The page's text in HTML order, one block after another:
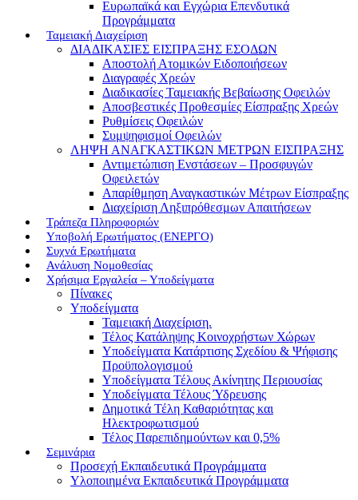
Ευρωπαϊκά και Εγχώρια Επενδυτικά
Προγράμματα
Ταμειακή Διαχείριση
ΔΙΑΔΙΚΑΣΙΕΣ ΕΙΣΠΡΑΞΗΣ ΕΣΟΔΩΝ
Αποστολή Ατομικών Ειδοποιήσεων
Διαγραφές Χρεών
Διαδικασίες Ταμειακής Βεβαίωσης Οφειλών
Αποσβεστικές Προθεσμίες Είσπραξης Χρεών
Ρυθμίσεις Οφειλών
Συμψηφισμοί Οφειλών
ΛΗΨΗ ΑΝΑΓΚΑΣΤΙΚΩΝ ΜΕΤΡΩΝ ΕΙΣΠΡΑΞΗΣ
Αντιμετώπιση Ενστάσεων – Προσφυγών
Οφειλετών
Απαρίθμηση Αναγκαστικών Μέτρων Είσπραξης
Διαχείριση Ληξιπρόθεσμων Απαιτήσεων
Τράπεζα Πληροφοριών
Υποβολή Ερωτήματος (ΕΝΕΡΓΟ)
Συχνά Ερωτήματα
Ανάλυση Νομοθεσίας
Χρήσιμα Εργαλεία – Υποδείγματα
Πίνακες
Υποδείγματα
Ταμειακή Διαχείριση.
Τέλος Κατάληψης Κοινοχρήστων Χώρων
Υποδείγματα Κατάρτισης Σχεδίου & Ψήφισης
Προϋπολογισμού
Υποδείγματα Τέλους Ακίνητης Περιουσίας
Υποδείγματα Τέλους Ύδρευσης
Δημοτικά Τέλη Καθαριότητας και
Ηλεκτροφωτισμού
Τέλος Παρεπιδημούντων και 0,5%
Σεμινάρια
Προσεχή Εκπαιδευτικά Προγράμματα
Υλοποιημένα Εκπαιδευτικά Προγράμματα